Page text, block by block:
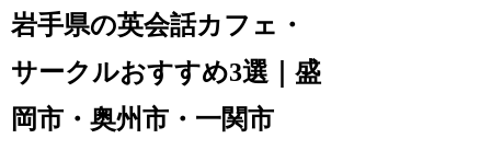
岩手県の英会話カフェ・
サークルおすすめ3選｜盛
岡市・奥州市・一関市